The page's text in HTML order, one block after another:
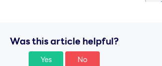
Was this article helpful?
Yes No